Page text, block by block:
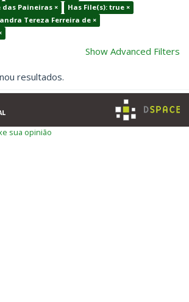
das Paineiras ×
Has File(s): true ×
Tereza Ferreira de ×
Show Advanced Filters
resultados.
sua opinião